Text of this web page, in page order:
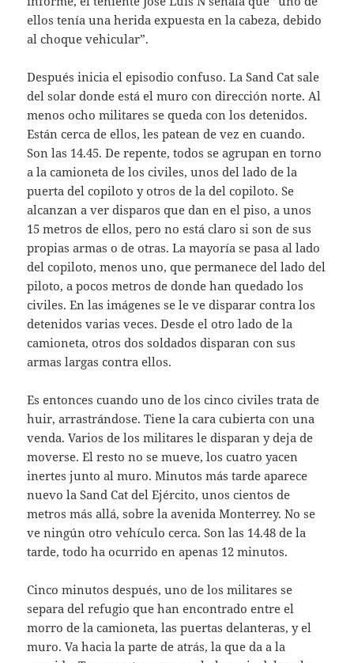
ellos tenía una herida expuesta en la cabeza, debido
al choque vehicular”.
Después inicia el episodio confuso. La Sand Cat sale
del solar donde está el muro con dirección norte. Al
menos ocho militares se queda con los detenidos.
Están cerca de ellos, les patean de vez en cuando.
Son las 14.45. De repente, todos se agrupan en torno
a la camioneta de los civiles, unos del lado de la
puerta del copiloto y otros de la del copiloto. Se
alcanzan a ver disparos que dan en el piso, a unos
15 metros de ellos, pero no está claro si son de sus
propias armas o de otras. La mayoría se pasa al lado
del copiloto, menos uno, que permanece del lado del
piloto, a pocos metros de donde han quedado los
civiles. En las imágenes se le ve disparar contra los
detenidos varias veces. Desde el otro lado de la
camioneta, otros dos soldados disparan con sus
armas largas contra ellos.
Es entonces cuando uno de los cinco civiles trata de
huir, arrastrándose. Tiene la cara cubierta con una
venda. Varios de los militares le disparan y deja de
moverse. El resto no se mueve, los cuatro yacen
inertes junto al muro. Minutos más tarde aparece
nuevo la Sand Cat del Ejército, unos cientos de
metros más allá, sobre la avenida Monterrey. No se
ve ningún otro vehículo cerca. Son las 14.48 de la
tarde, todo ha ocurrido en apenas 12 minutos.
Cinco minutos después, uno de los militares se
separa del refugio que han encontrado entre el
morro de la camioneta, las puertas delanteras, y el
muro. Va hacia la parte de atrás, la que da a la